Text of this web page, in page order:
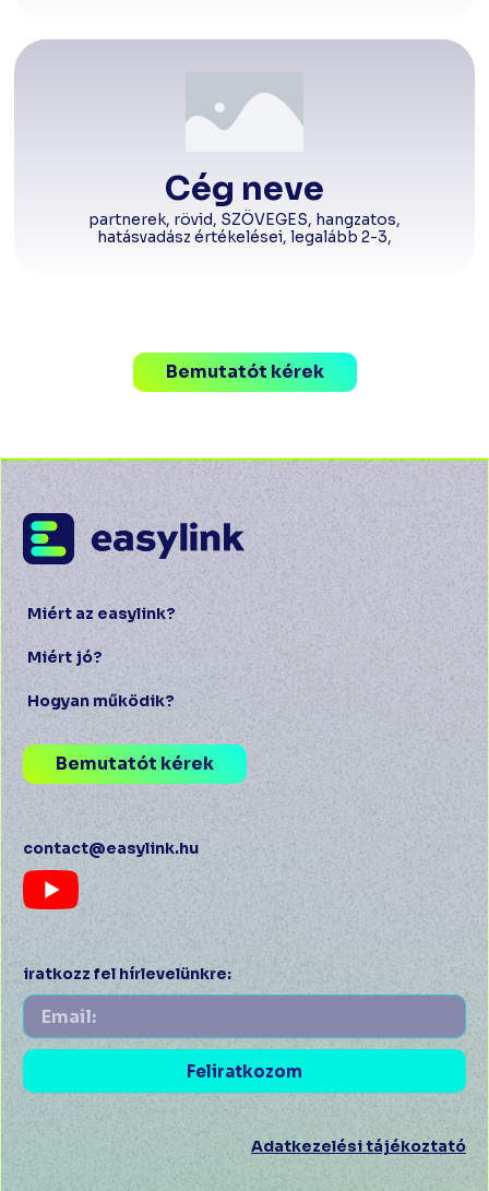
Cég neve
partnerek, rövid, SZÖVEGES, hangzatos,
hatásvadász értékelései, legalább 2-3,
Bemutatót kérek
Miért az easylink?
Miért jó?
Hogyan működik?
Bemutatót kérek
contact@easylink.hu
iratkozz fel hírlevelünkre:
Feliratkozom
Adatkezelési tájékoztató